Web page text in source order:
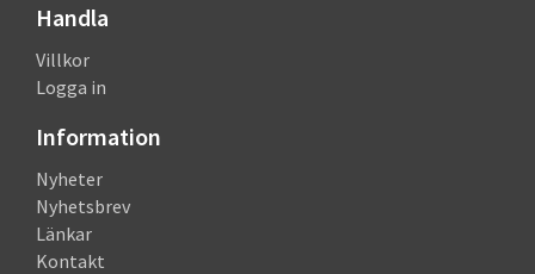
Handla
Villkor
Logga in
Information
Nyheter
Nyhetsbrev
Länkar
Kontakt